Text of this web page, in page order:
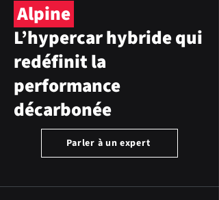
Alpine
L’hypercar hybride qui
redéfinit la
performance
décarbonée
Parler à un expert